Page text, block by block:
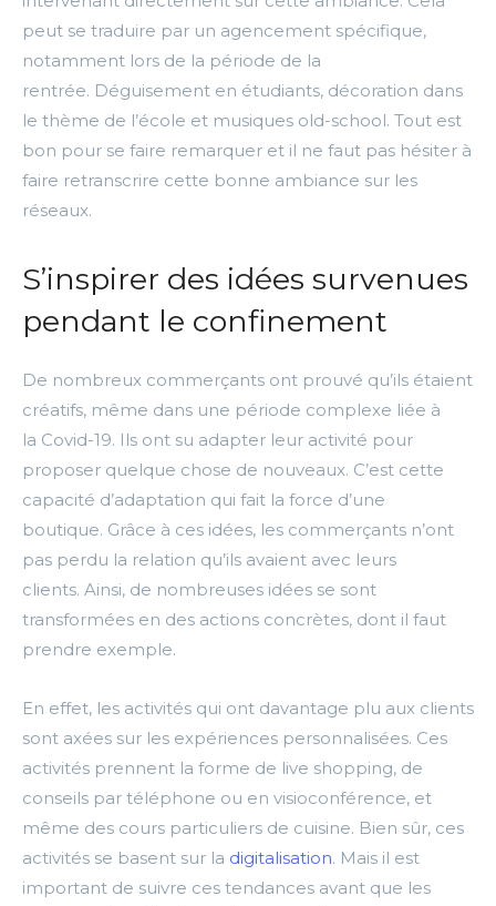
peut se traduire par un agencement spécifique,
notamment lors de la période de la
rentrée. Déguisement en étudiants, décoration dans
le thème de l’école et musiques old-school. Tout est
bon pour se faire remarquer et il ne faut pas hésiter à
faire retranscrire cette bonne ambiance sur les
réseaux.
S’inspirer des idées survenues
pendant le confinement
De nombreux commerçants ont prouvé qu’ils étaient
créatifs, même dans une période complexe liée à
la Covid-19. Ils ont su adapter leur activité pour
proposer quelque chose de nouveaux. C’est cette
capacité d’adaptation qui fait la force d’une
boutique. Grâce à ces idées, les commerçants n’ont
pas perdu la relation qu’ils avaient avec leurs
clients. Ainsi, de nombreuses idées se sont
transformées en des actions concrètes, dont il faut
prendre exemple.
En effet, les activités qui ont davantage plu aux clients
sont axées sur les expériences personnalisées. Ces
activités prennent la forme de live shopping, de
conseils par téléphone ou en visioconférence, et
même des cours particuliers de cuisine. Bien sûr, ces
activités se basent sur la digitalisation. Mais il est
important de suivre ces tendances avant que les